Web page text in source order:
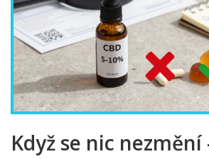
Když se nic nezmění